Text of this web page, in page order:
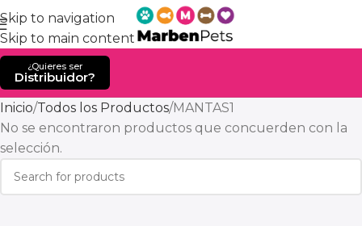
Skip to navigation
Skip to main content
¿Quieres ser
Distribuidor?
Inicio Todos los Productos MANTAS1
No se encontraron productos que concuerden con la
selección.